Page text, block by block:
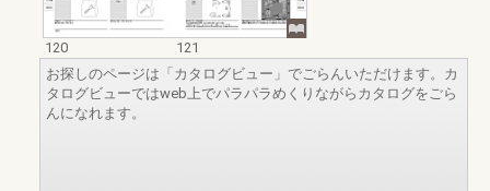
120
121
お探しのページは「カタログビュー」でごらんいただけます。カ
タログビューではweb上でパラパラめくりながらカタログをごら
んになれます。